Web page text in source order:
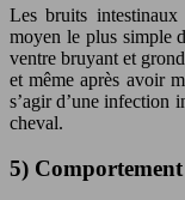
Les bruits
moyen le plus simple
ventre bruyant et
et même après avoir
s’agir d’une infection
cheval.
5) Comportement